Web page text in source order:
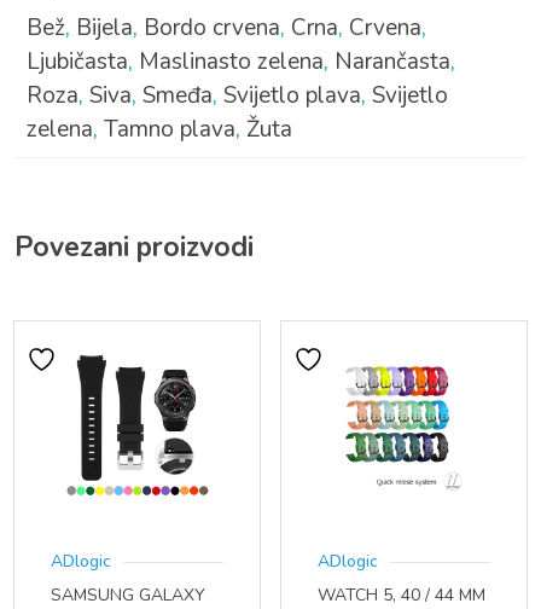
Bež, Bijela, Bordo crvena, Crna, Crvena,
Ljubičasta, Maslinasto zelena, Narančasta,
Roza, Siva, Smeđa, Svijetlo plava, Svijetlo
zelena, Tamno plava, Žuta
Povezani proizvodi
ADlogic
SAMSUNG GALAXY
ADlogic
WATCH 5, 40 / 44 MM